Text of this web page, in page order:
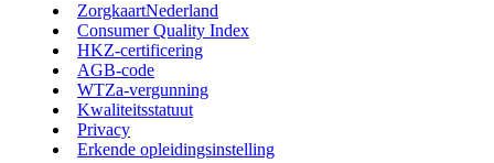
ZorgkaartNederland
Consumer Quality Index
HKZ-certificering
AGB-code
WTZa-vergunning
Kwaliteitsstatuut
Privacy
Erkende opleidingsinstelling